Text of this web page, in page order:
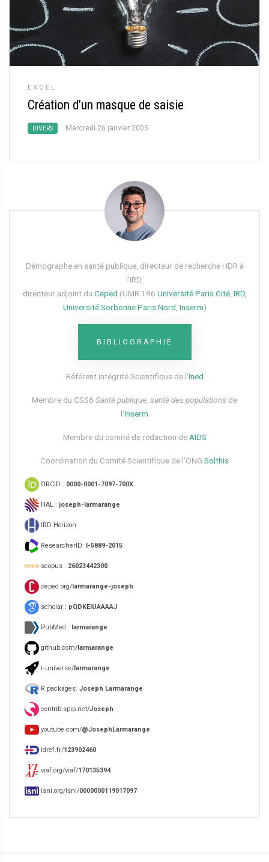
EXCEL
Création d’un masque de saisie
DIVERS Mercredi 26 janvier 2005
Démographe en santé publique, directeur de recherche HDR à
l’IRD,
directeur adjoint du Ceped (UMR 196 Université Paris Cité, IRD,
Université Sorbonne Paris Nord Inserm)
BIBLIOGRAPHIE
Référent Intégrité Scientifique de l’Ined
Membre du CSS6​ Santé publique, santé des populations de
l’Inserm
Membre du comité de rédaction de AIDS
Coordination du Comité Scientifique de l’ONG Solthis
ORCiD : 0000-0001-7097-700X
HAL : joseph-larmarange
IRD Horizon
ResearcherID: I-5889-2015
scopus : 26023442300
ceped.org/larmarange-joseph
scholar : pQDKEIUAAAAJ
PubMed : larmarange
github.com/larmarange
r-universe/larmarange
R packages: Joseph Larmarange
contrib.spip.net/Joseph
youtube.com/@JosephLarmarange
idref.fr/123902460
viaf.org/viaf/170135394
isni.org/isni/0000000119017097